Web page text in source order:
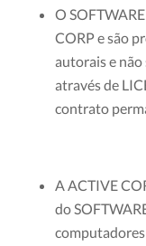
O
CORP e são
autorais e não
através de
contrato
A ACTIVE
do